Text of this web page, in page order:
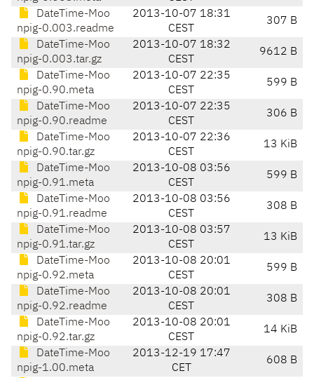
DateTime-Moo
npig-0.003.readme
2013-10-07 18:31
CEST
307 B
DateTime-Moo
npig-0.003.tar.gz
2013-10-07 18:32
CEST
9612 B
DateTime-Moo
npig-0.90.meta
2013-10-07 22:35
CEST
599 B
DateTime-Moo
npig-0.90.readme
2013-10-07 22:35
CEST
306 B
DateTime-Moo
npig-0.90.tar.gz
2013-10-07 22:36
CEST
13 KiB
DateTime-Moo
npig-0.91.meta
2013-10-08 03:56
CEST
599 B
DateTime-Moo
npig-0.91.readme
2013-10-08 03:56
CEST
308 B
DateTime-Moo
npig-0.91.tar.gz
2013-10-08 03:57
CEST
13 KiB
DateTime-Moo
npig-0.92.meta
2013-10-08 20:01
CEST
599 B
DateTime-Moo
npig-0.92.readme
2013-10-08 20:01
CEST
308 B
DateTime-Moo
npig-0.92.tar.gz
2013-10-08 20:01
CEST
14 KiB
DateTime-Moo
npig-1.00.meta
2013-12-19 17:47
CET
608 B